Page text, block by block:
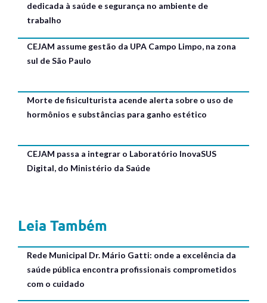
dedicada à saúde e segurança no ambiente de
trabalho
CEJAM assume gestão da UPA Campo Limpo, na zona
sul de São Paulo
Morte de fisiculturista acende alerta sobre o uso de
hormônios e substâncias para ganho estético
CEJAM passa a integrar o Laboratório InovaSUS
Digital, do Ministério da Saúde
Leia Também
Rede Municipal Dr. Mário Gatti: onde a excelência da
saúde pública encontra profissionais comprometidos
com o cuidado